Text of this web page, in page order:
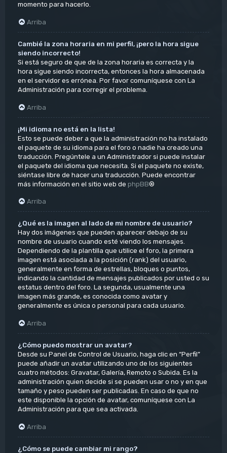
momento para hacerlo.
Arriba
Cambié la zona horaria en mi perfil, ¡pero la hora sigue
siendo incorrecto!
Si está seguro de que de la zona horaria es correcta y la
hora sigue siendo incorrecta, entonces la hora almacenada
en el servidor es errónea. Por favor comuníquese con La
Administración para corregir el problema.
Arriba
¡Mi idioma no está en la lista!
Esto se puede deber a que la administración no ha instalado
el paquete de su idioma para el foro o nadie ha creado una
traducción. Pregúntele a un Administrador si puede instalar
el paquete del idioma que necesita. Si el paquete no existe,
siéntase libre de hacer una traducción. Puede encontrar
más información en el sitio web de phpBB®
Arriba
¿Qué es la imagen al lado de mi nombre de usuario?
Hay dos imágenes que pueden aparecer debajo de su
nombre de usuario cuando esté viendo los mensajes.
Dependiendo de la plantilla que utilice el foro, la primera
imagen está asociada a la posición (rank) del usuario,
generalmente en forma de estrellas, bloques o puntos,
indicando la cantidad de mensajes publicados por usted o su
estatus dentro del foro. La segunda, usualmente una
imagen más grande, es conocida como avatar y
generalmente es única o personal para cada usuario.
Arriba
¿Cómo puedo mostrar un avatar?
Desde su Panel de Control de Usuario, haga clic en “Perfil”
puede añadir un avatar utilizando uno de los siguientes
cuatro métodos: Gravatar, Galería, Remoto o Subida. Es la
administración quien decide si se pueden usar o no y en que
tamaño y peso pueden ser publicadas. En caso de que no
este disponible la opción de avatar, comuníquese con La
Administración para que sea activada.
Arriba
¿Cómo se puede cambiar mi rango?